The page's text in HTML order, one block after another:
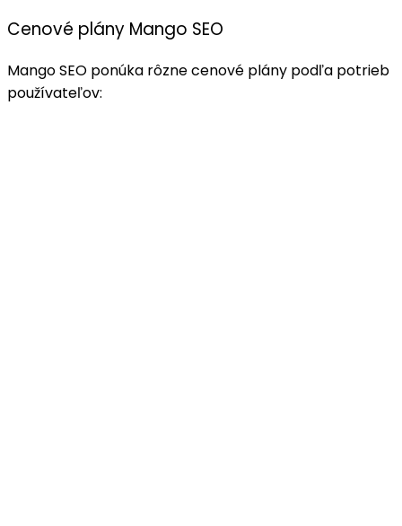
Cenové plány Mango SEO
Mango SEO ponúka rôzne cenové plány podľa potrieb
používateľov: